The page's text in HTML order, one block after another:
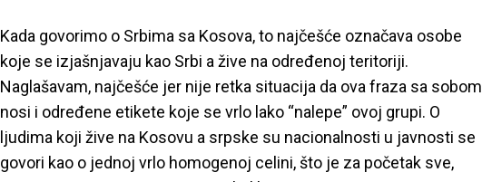
Kada govorimo o Srbima sa Kosova, to najčešće označava osobe
koje se izjašnjavaju kao Srbi a žive na određenoj teritoriji.
Naglašavam, najčešće jer nije retka situacija da ova fraza sa sobom
nosi i određene etikete koje se vrlo lako “nalepe” ovoj grupi. O
ljudima koji žive na Kosovu a srpske su nacionalnosti u javnosti se
govori kao o jednoj vrlo homogenoj celini, što je za početak sve,